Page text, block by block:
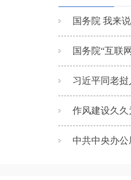
国务院 我来说
国务院“互联
习近平同老
作风建设久久
中共中央办